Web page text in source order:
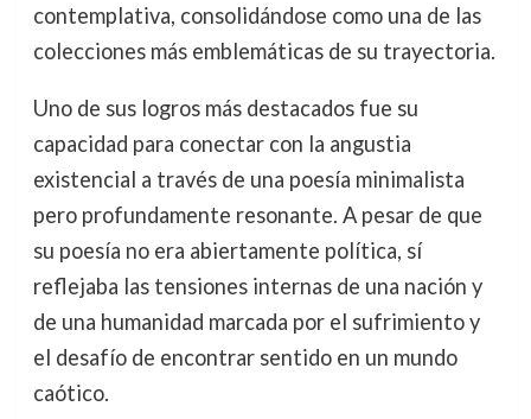
contemplativa, consolidándose como una de las
colecciones más emblemáticas de su trayectoria.
Uno de sus logros más destacados fue su
capacidad para conectar con la angustia
existencial a través de una poesía minimalista
pero profundamente resonante. A pesar de que
su poesía no era abiertamente política, sí
reflejaba las tensiones internas de una nación y
de una humanidad marcada por el sufrimiento y
el desafío de encontrar sentido en un mundo
caótico.